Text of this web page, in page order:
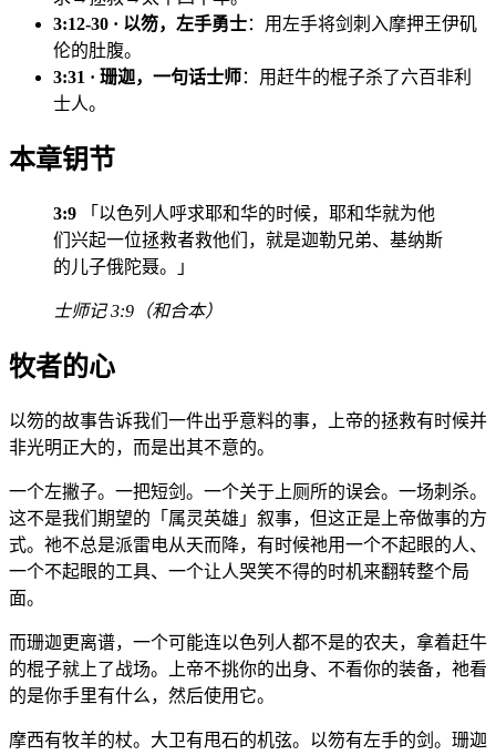
3:12-30 · 以笏，左手勇士：用左手将剑刺入摩押王伊矶
伦的肚腹。
3:31 · 珊迦，一句话士师：用赶牛的棍子杀了六百非利
士人。
本章钥节
3:9 「以色列人呼求耶和华的时候，耶和华就为他
们兴起一位拯救者救他们，就是迦勒兄弟、基纳斯
的儿子俄陀聂。」
士师记 3:9（和合本）
牧者的心
以笏的故事告诉我们一件出乎意料的事，上帝的拯救有时候并
非光明正大的，而是出其不意的。
一个左撇子。一把短剑。一个关于上厕所的误会。一场刺杀。
这不是我们期望的「属灵英雄」叙事，但这正是上帝做事的方
式。祂不总是派雷电从天而降，有时候祂用一个不起眼的人、
一个不起眼的工具、一个让人哭笑不得的时机来翻转整个局
面。
而珊迦更离谱，一个可能连以色列人都不是的农夫，拿着赶牛
的棍子就上了战场。上帝不挑你的出身、不看你的装备，祂看
的是你手里有什么，然后使用它。
摩西有牧羊的杖。大卫有甩石的机弦。以笏有左手的剑。珊迦